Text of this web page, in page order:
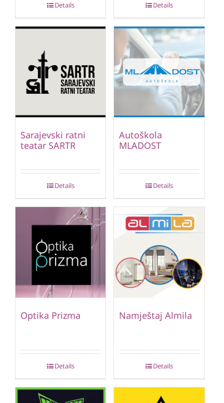
Details Details
Sarajevski ratni
teatar SARTR
Details
Autoškola
MLADOST
Details
Optika Prizma
Details
Namještaj Almila
Details